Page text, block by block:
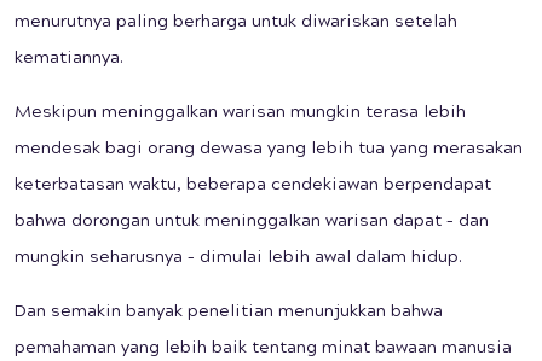
menurutnya paling berharga untuk diwariskan setelah
kematiannya.
Meskipun meninggalkan warisan mungkin terasa lebih
mendesak bagi orang dewasa yang lebih tua yang merasakan
keterbatasan waktu, beberapa cendekiawan berpendapat
bahwa dorongan untuk meninggalkan warisan dapat – dan
mungkin seharusnya – dimulai lebih awal dalam hidup.
Dan semakin banyak penelitian menunjukkan bahwa
pemahaman yang lebih baik tentang minat bawaan manusia